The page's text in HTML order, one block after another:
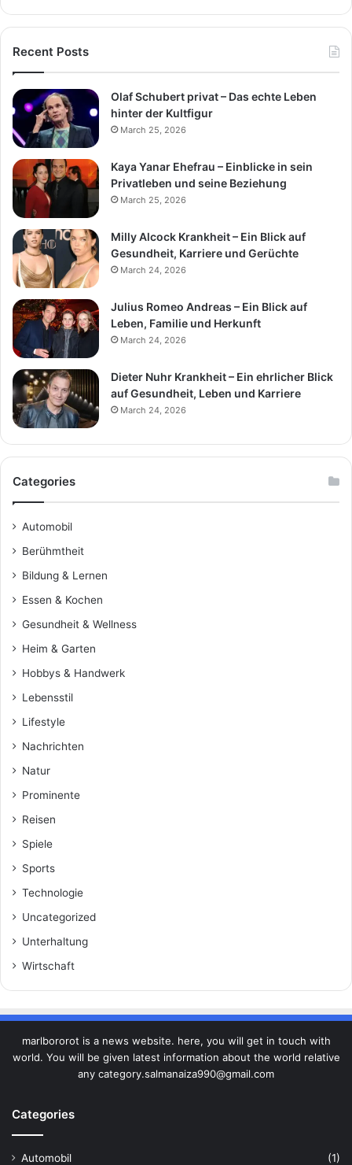
Recent Posts
Olaf Schubert privat – Das echte Leben
hinter der Kultfigur
March 25, 2026
Kaya Yanar Ehefrau – Einblicke in sein
Privatleben und seine Beziehung
March 25, 2026
Milly Alcock Krankheit – Ein Blick auf
Gesundheit, Karriere und Gerüchte
March 24, 2026
Julius Romeo Andreas – Ein Blick auf
Leben, Familie und Herkunft
March 24, 2026
Dieter Nuhr Krankheit – Ein ehrlicher Blick
auf Gesundheit, Leben und Karriere
March 24, 2026
Categories
Automobil
Berühmtheit
Bildung & Lernen
Essen & Kochen
Gesundheit & Wellness
Heim & Garten
Hobbys & Handwerk
Lebensstil
Lifestyle
Nachrichten
Natur
Prominente
Reisen
Spiele
Sports
Technologie
Uncategorized
Unterhaltung
Wirtschaft
marlbororot is a news website. here, you will get in touch with
world. You will be given latest information about the world relative
any category.salmanaiza990@gmail.com
Categories
Automobil
(1)